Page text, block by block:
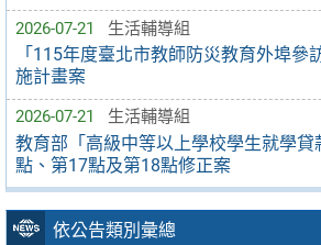
2026-07-21 生活輔導組
「115年度臺北市教師防災教育外埠參
施計畫案
2026-07-21 生活輔導組
教育部「高級中等以上學校學生就學貸
點、第17點及第18點修正案
依公告類別彙總